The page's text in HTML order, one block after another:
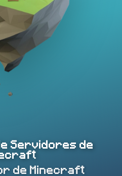
Servidores de
de Minecraft